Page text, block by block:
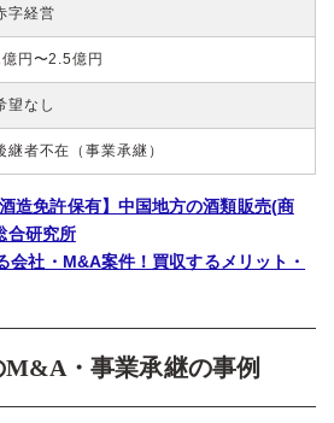
字経営
億円〜2.5億円
望なし
継者不在（事業承継）
造免許保有】中国地方の酒類販売(商
合研究所
会社・M&A案件！買収するメリット・
・事業承継の事例